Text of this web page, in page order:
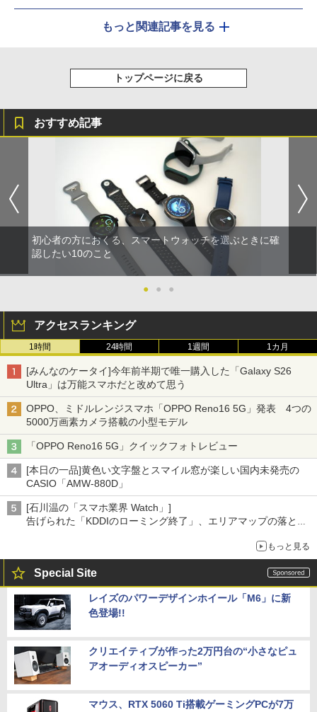
もっと関連記事を見る
トップページに戻る
おすすめ記事
初心者の方におくる、スマートウォッチを選ぶときに確
認したい10のこと
● ● ●
アクセスランキング
1時間 24時間 1週間 1カ月
[みんなのケータイ]今年前半期で唯一購入した「Galaxy S26
Ultra」は万能スマホだと改めて思う
OPPO、ミドルレンジスマホ「OPPO Reno16 5G」発表 4つの
5000万画素カメラ搭載の小型モデル
「OPPO Reno16 5G」クイックフォトレビュー
[本日の一品]黄色い文字盤とスマイル窓が楽しい国内未発売の
CASIO「AMW-880D」
[石川温の「スマホ業界 Watch」]
告げられた「KDDIのローミング終了」、エリアマップの落とし
もっと見る
Special Site
レイズのパワーデザインホイール「M6」に新
色登場!!
クリエイティブが作った2万円台の“小さなピュ
アオーディオスピーカー”
マウス、RTX 5060 Ti搭載ゲーミングPCが7万